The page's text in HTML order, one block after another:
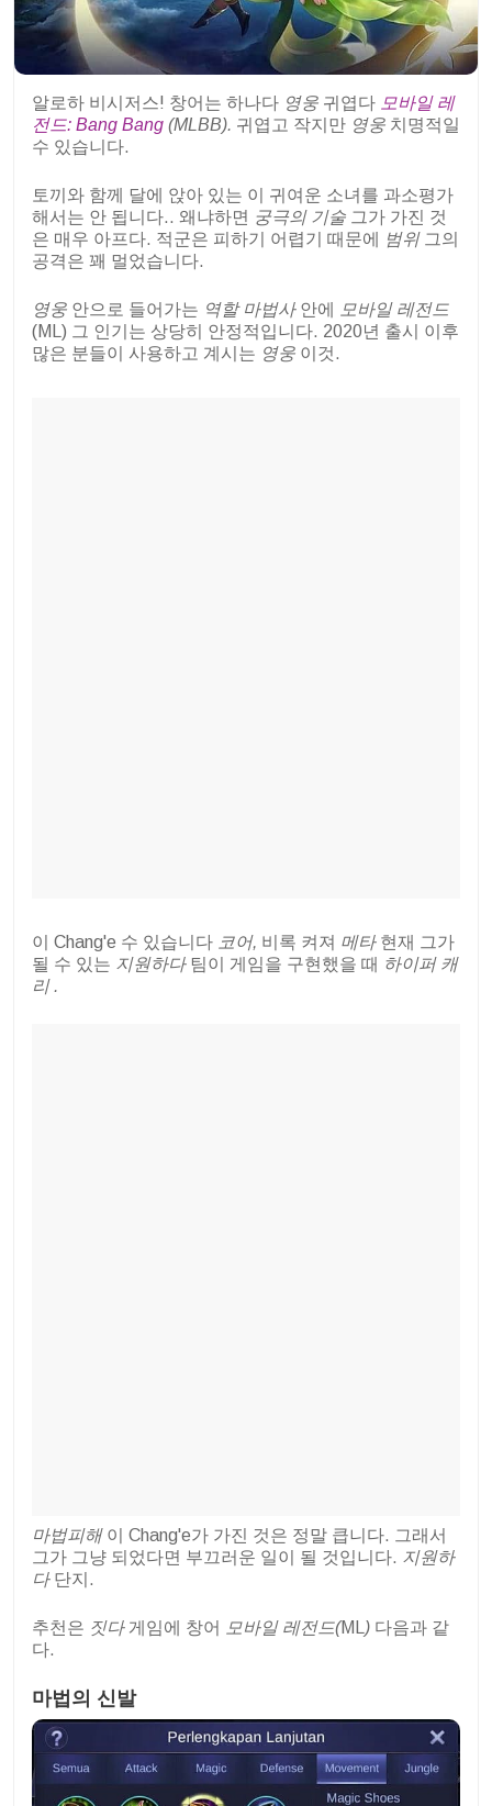
알로하 비시저스! 창어는 하나다 영웅 귀엽다 모바일 레
전드: Bang Bang (MLBB). 귀엽고 작지만 영웅 치명적일
수 있습니다.
토끼와 함께 달에 앉아 있는 이 귀여운 소녀를 과소평가
해서는 안 됩니다.. 왜냐하면 궁극의 기술 그가 가진 것
은 매우 아프다. 적군은 피하기 어렵기 때문에
범위 그의
공격은 꽤 멀었습니다.
영웅 안으로 들어가는 역할 마법사 안에
모바일 레전드
(ML) 그 인기는 상당히 안정적입니다. 2020년 출시 이후
많은 분들이 사용하고 계시는 영웅 이것.
이 Chang'e 수 있습니다 코어, 비록 켜져 메타 현재 그가
될 수 있는 지원하다팀이 게임을 구현했을 때 하이퍼 캐
리 .
마법피해 이 Chang'e가 가진 것은 정말 큽니다. 그래서
그가 그냥 되었다면 부끄러운 일이 될 것입니다. 지원하
다 단지.
추천은 짓다 게임에 창어 모바일 레전드(ML ) 다음과 같
다.
마법의 신발